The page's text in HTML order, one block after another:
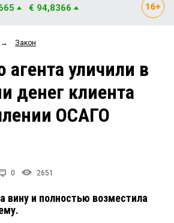
Рейтинги
Блоги
Архив
€ 94,8366
→ Закон
агента уличили в
денег клиента
ОСАГО
0 2651
вину и полностью возместила